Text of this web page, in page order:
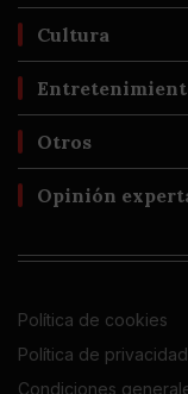
Cultura
Otros
Opinión
Política de cookies
Política de
Condiciones